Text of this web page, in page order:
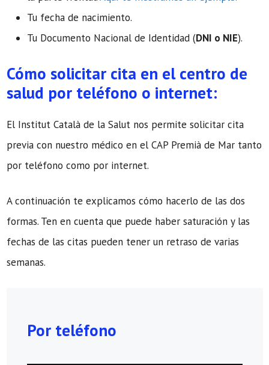
Tu fecha de nacimiento.
Tu Documento Nacional de Identidad (DNI o NIE).
Cómo solicitar cita en el centro de
salud por teléfono o internet:
El Institut Català de la Salut nos permite solicitar cita
previa con nuestro médico en el CAP Premià de Mar tanto
por teléfono como por internet.
A continuación te explicamos cómo hacerlo de las dos
formas. Ten en cuenta que puede haber saturación y las
fechas de las citas pueden tener un retraso de varias
semanas.
Por teléfono